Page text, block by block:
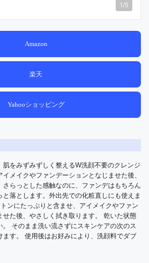
1 /5
Amazon
楽天
Yahooショッピング
肌をみずみずしく整えるW洗顔不要のクレンジ
メイクやファンデーションとなじませた後、
さらっとした感触なのに、ファンデはもちろん
落とします。外出先での化粧直しにも使えま
ンにたっぷりと含ませ、アイメイクやファン
せた後、やさしく拭き取ります。 乾いた状態
。 そのまま洗い流さずにスキンケアの次のス
ます。 使用後はお好みにより、洗顔料でダブ